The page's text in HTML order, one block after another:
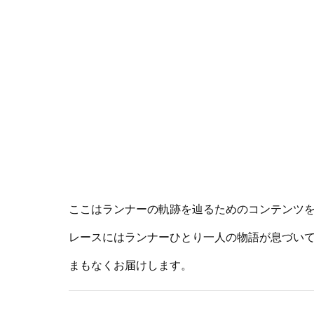
ここはランナーの軌跡を辿るためのコンテンツ
レースにはランナーひとり一人の物語が息づい
まもなくお届けします。